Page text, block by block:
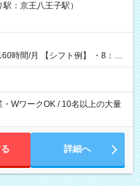
：京王八王子駅）
例】 ・8：00
WワークOK / 10名以上の大量
詳細へ